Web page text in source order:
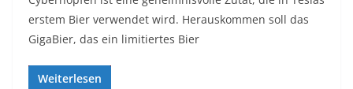
erstem Bier verwendet wird. Herauskommen soll das
GigaBier, das ein limitiertes Bier
Weiterlesen